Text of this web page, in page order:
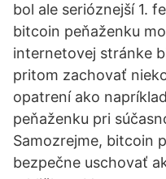
bol ale serióznejší 1.
bitcoin peňaženku
internetovej stránke
pritom zachovať
opatrení ako
peňaženku pri
Samozrejme, bitcoin
bezpečne uschovať